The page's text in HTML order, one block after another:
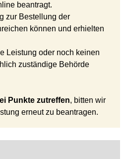
beantragt.
zur Bestellung der
können und erhielten
Leistung oder noch keinen
zuständige Behörde
Punkte zutreffen, bitten wir
erneut zu beantragen.